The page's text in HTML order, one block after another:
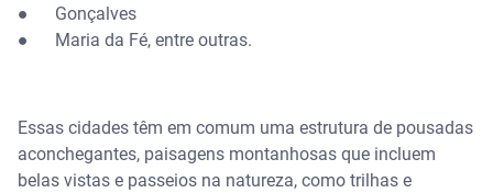
● Gonçalves
● Maria da Fé, entre outras.
Essas cidades têm em comum uma estrutura de pousadas
aconchegantes, paisagens montanhosas que incluem
belas vistas e passeios na natureza, como trilhas e